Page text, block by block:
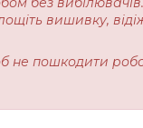
вишивку,
не пошкодити